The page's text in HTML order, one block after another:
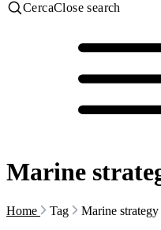
CercaClose search
Marine
Home Tag Marine strategy